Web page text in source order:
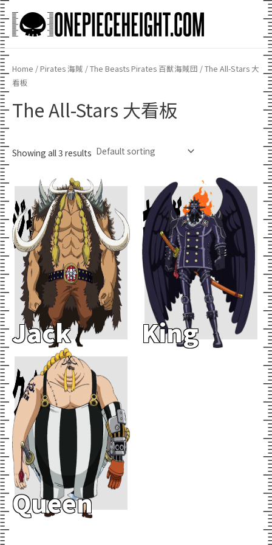
Skip
to
content
Main
Menu
Home /Pirates 海賊 /The Beasts Pirates 百獣海賊団 / The All-Stars 大
看板
The All-Stars 大看板
Showing all 3 results
ジャック
Jack
Add To Cart キング
King
Add To Cart
クイーン
Queen
Add To Cart